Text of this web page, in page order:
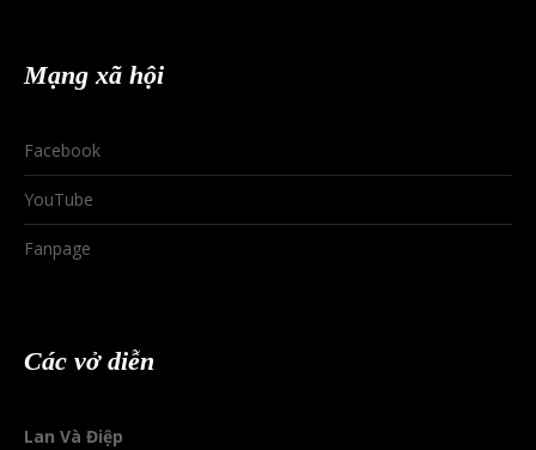
Mạng xã hội
Facebook
YouTube
Fanpage
Các vở diễn
Lan Và Điệp